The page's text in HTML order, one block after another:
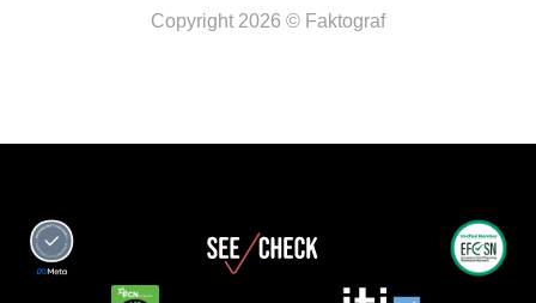
Copyright 2026 © Faktograf